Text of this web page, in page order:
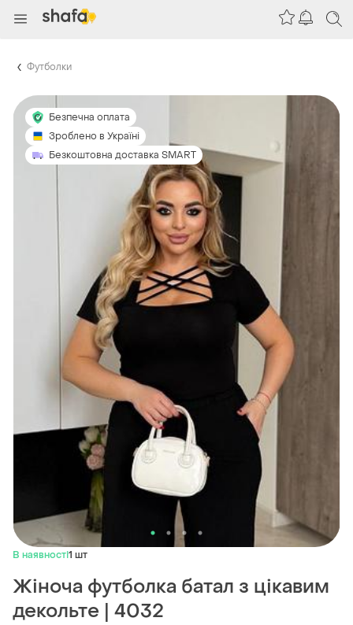
Футболки
Безпечна оплата
Зроблено в Україні
Безкоштовна доставка SMART
В наявності1 шт
Жіноча футболка батал з цікавим
декольте | 4032